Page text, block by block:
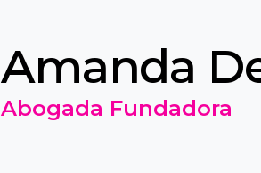
Amanda
Abogada Fundadora